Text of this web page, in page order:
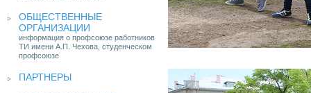
ОБЩЕСТВЕННЫЕ
ОРГАНИЗАЦИИ
информация о профсоюзе работников
ТИ имени А.П. Чехова, студенческом
профсоюзе
ПАРТНЕРЫ